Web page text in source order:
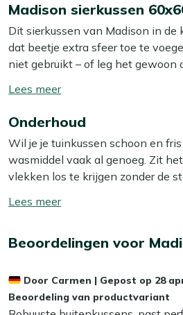
Madison sierkussen
Dit sierkussen van Madison in de
dat beetje extra sfeer toe te
niet gebruikt – of leg het gewoon
moeite schoon en fris!
Bekijk meer Tuinkussens
Bekijk meer Sierkussens
Toon/verberg
meer
Onderhoud
Wil je je tuinkussen schoon en
wasmiddel vaak al genoeg. Zit
vlekken los te krijgen zonder de
Smit Textiel & Rope beschermer.
Kan ik mijn tuinkussens
Toon/verberg
Beoordelingen voor
Door Carmen | Gepost op 28
Beoordeling van productvariant